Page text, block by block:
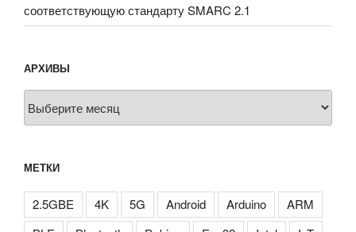
соответствующую стандарту SMARC 2.1
АРХИВЫ
МЕТКИ
2.5GBE 4K 5G Android Arduino
ARM